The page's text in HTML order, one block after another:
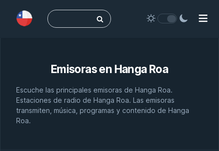
Buscar:
Emisoras en Hanga Roa
Escuche las principales emisoras de Hanga Roa.
Estaciones de radio de Hanga Roa. Las emisoras
transmiten, música, programas y contenido de Hanga
Roa.